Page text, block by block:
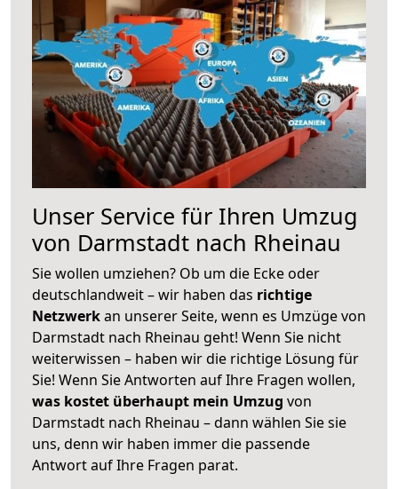
Unser Service für Ihren Umzug
von Darmstadt nach Rheinau
Sie wollen umziehen? Ob um die Ecke oder
deutschlandweit – wir haben das richtige
Netzwerkan unserer Seite, wenn es Umzüge von
Darmstadt nach Rheinau geht! Wenn Sie nicht
weiterwissen – haben wir die richtige Lösung für
Sie! Wenn Sie Antworten auf Ihre Fragen wollen,
was kostet überhaupt mein Umzug von
Darmstadt nach Rheinau – dann wählen Sie sie
uns, denn wir haben immer die passende
Antwort auf Ihre Fragen parat.